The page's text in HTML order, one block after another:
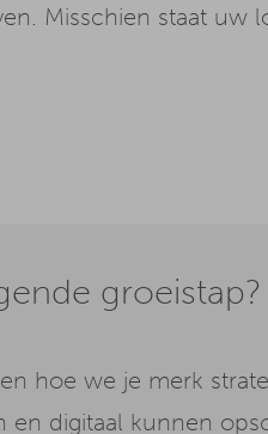
Misschien staat uw
groeistap?
hoe we je merk
en digitaal kunnen